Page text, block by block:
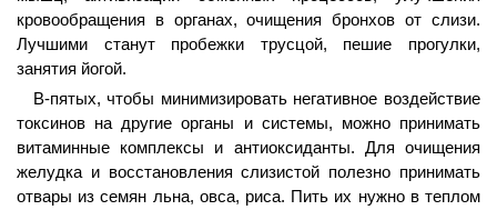
кровообращения в органах, очищения бронхов от слизи.
Лучшими станут пробежки трусцой, пешие прогулки,
занятия йогой.
В-пятых, чтобы минимизировать негативное воздействие
токсинов на другие органы и системы, можно принимать
витаминные комплексы и антиоксиданты. Для очищения
желудка и восстановления слизистой полезно принимать
отвары из семян льна, овса, риса. Пить их нужно в теплом